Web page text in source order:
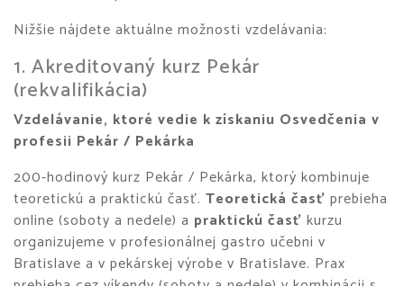
Nižšie nájdete aktuálne možnosti vzdelávania:
1. Akreditovaný kurz Pekár
(rekvalifikácia)
Vzdelávanie, ktoré vedie k získaniu Osvedčenia v
profesii Pekár / Pekárka
200-hodinový kurz Pekár / Pekárka, ktorý kombinuje
teoretickú a praktickú časť. Teoretická časť prebieha
online (soboty a nedele) a praktickú časť kurzu
organizujeme v profesionálnej gastro učebni v
Bratislave a v pekárskej výrobe v Bratislave. Prax